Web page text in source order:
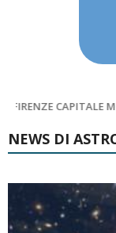
NEWS DI